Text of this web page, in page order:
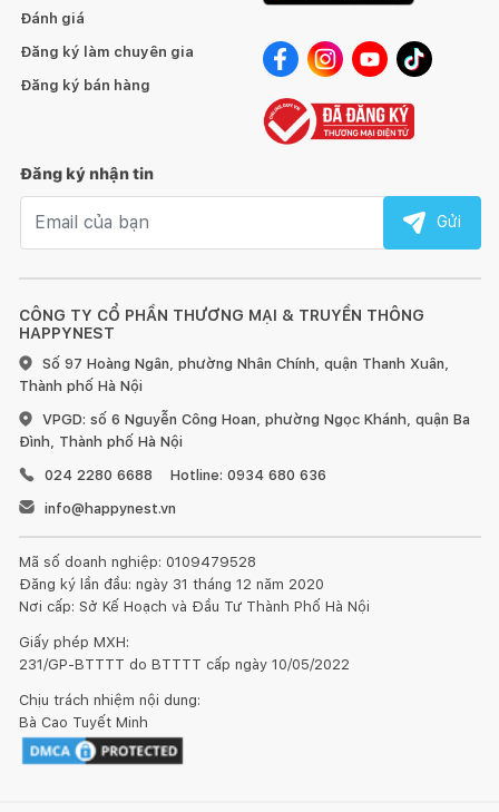
CÔNG TY CỔ PHẦN THƯƠNG MẠI & TRUYỀN THÔNG
HAPPYNEST
Số 97 Hoàng Ngân, phường Nhân Chính, quận Thanh Xuân,
Thành phố Hà Nội
VPGD: số 6 Nguyễn Công Hoan, phường Ngọc Khánh, quận Ba
Đình, Thành phố Hà Nội
024 2280 6688
Hotline: 0934 680 636
info@happynest.vn
Mã số doanh nghiệp: 0109479528
Đăng ký lần đầu: ngày 31 tháng 12 năm 2020
Nơi cấp: Sở Kế Hoạch và Đầu Tư Thành Phố Hà Nội
Giấy phép MXH:
231/GP-BTTTT do BTTTT cấp ngày 10/05/2022
Chịu trách nhiệm nội dung:
Bà Cao Tuyết Minh
Đánh giá
Đăng ký làm chuyên gia
Đăng ký bán hàng
Đăng ký nhận tin
Gửi